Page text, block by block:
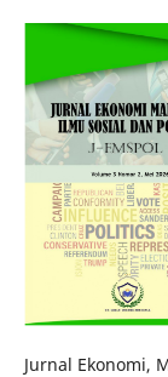
Jurnal Ekonomi,